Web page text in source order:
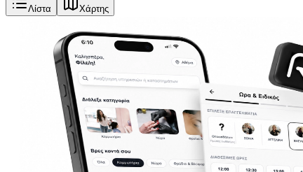
Λίστα Χάρτης